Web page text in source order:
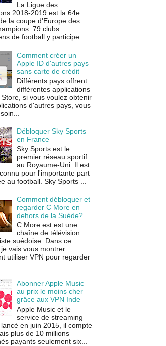
La Ligue des
2018-2019 est la 64e
la coupe d'Europe des
79 clubs
de football y participe...
Comment créer un
Apple ID d'autres pays
sans carte de crédit
Différents pays offrent
différentes applications
Store, si vous voulez obtenir
d'autres pays, vous
Débloquer Sky Sports
en France
Sky Sports est le
premier réseau sportif
au Royaume-Uni. Il est
pour l'importante part
au football. Sky Sports ...
Comment débloquer et
regarder C More en
dehors de la Suède?
C More est est une
chaîne de télévision
suédoise. Dans ce
vais vous montrer
utiliser VPN pour regarder
Abonner Apple Music
au prix le moins cher
grâce aux VPN Inde
Apple Music et le
service de streaming
lancé en juin 2015, il compte
plus de 10 millions
payants seulement six...